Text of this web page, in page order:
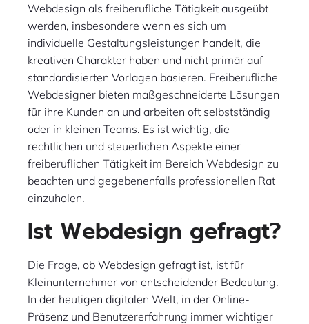
Webdesign als freiberufliche Tätigkeit ausgeübt
werden, insbesondere wenn es sich um
individuelle Gestaltungsleistungen handelt, die
kreativen Charakter haben und nicht primär auf
standardisierten Vorlagen basieren. Freiberufliche
Webdesigner bieten maßgeschneiderte Lösungen
für ihre Kunden an und arbeiten oft selbstständig
oder in kleinen Teams. Es ist wichtig, die
rechtlichen und steuerlichen Aspekte einer
freiberuflichen Tätigkeit im Bereich Webdesign zu
beachten und gegebenenfalls professionellen Rat
einzuholen.
Ist Webdesign gefragt?
Die Frage, ob Webdesign gefragt ist, ist für
Kleinunternehmer von entscheidender Bedeutung.
In der heutigen digitalen Welt, in der Online-
Präsenz und Benutzererfahrung immer wichtiger